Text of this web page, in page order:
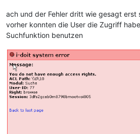
ach und der Fehler dritt wie gesagt erst
vorher konnten die User die Zugriff
Suchfunktion benutzen